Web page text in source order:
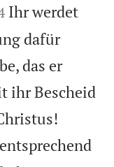
Ihr werdet
dafür
das er
ihr Bescheid